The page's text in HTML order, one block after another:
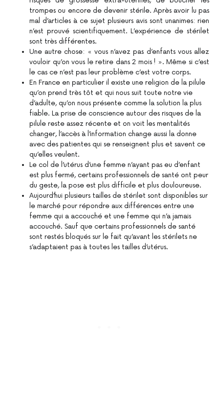
trompes ou encore de devenir stérile. Après avoir lu pas
mal d’articles à ce sujet plusieurs avis sont unanimes: rien
n’est prouvé scientifiquement. L’expérience de stérilet
sont très différentes.
Une autre chose: « vous n’avez pas d’enfants vous allez
vouloir qu’on vous le retire dans 2 mois ! ». Même si c’est
le cas ce n’est pas leur problème c’est votre corps.
En France en particulier il existe une religion de la pilule
qu’on prend très tôt et qui nous suit toute notre vie
d’adulte, qu’on nous présente comme la solution la plus
fiable. La prise de conscience autour des risques de la
pilule reste assez récente et on voit les mentalités
changer, l’accès à l’information change aussi la donne
avec des patientes qui se renseignent plus et savent ce
qu’elles veulent.
Le col de l’utérus d’une femme n’ayant pas eu d’enfant
est plus fermé, certains professionnels de santé ont peur
du geste, la pose est plus difficile et plus douloureuse.
Aujourd’hui plusieurs tailles de stérilet sont disponibles sur
le marché pour répondre aux différences entre une
femme qui a accouché et une femme qui n’a jamais
accouché. Sauf que certains professionnels de santé
sont restés bloqués sur le fait qu’avant les stérilets ne
s’adaptaient pas à toutes les tailles d’utérus.